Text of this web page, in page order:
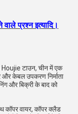
प्रश्न इत्यादि।
टाउन, चीन में एक
और केबल उपकरण निर्माता
और बिक्री के बाद को
कॉपर वायर, कॉपर क्लैड